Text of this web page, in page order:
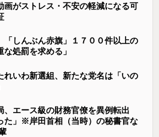
画がストレス・不安の軽減になる可
しんぶん赤旗」１７００件以上の
処罰を求める」
れいわ新選組、新たな党名は「いの
、エース級の財務官僚を異例転出
た」※岸田首相（当時）の秘書官な